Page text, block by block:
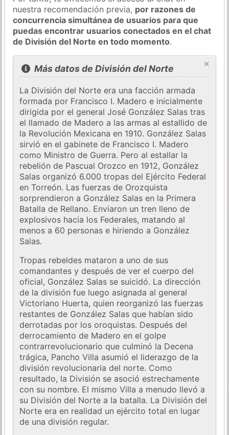
nuestra recomendación previa, por razones de
concurrencia simultánea de usuarios para que
puedas encontrar usuarios conectados en el chat
de División del Norte en todo momento.
×
Más datos de División del Norte
La División del Norte era una facción armada
formada por Francisco I. Madero e inicialmente
dirigida por el general José González Salas tras
el llamado de Madero a las armas al estallido de
la Revolución Mexicana en 1910. González Salas
sirvió en el gabinete de Francisco I. Madero
como Ministro de Guerra. Pero al estallar la
rebelión de Pascual Orozco en 1912, González
Salas organizó 6.000 tropas del Ejército Federal
en Torreón. Las fuerzas de Orozquista
sorprendieron a González Salas en la Primera
Batalla de Rellano. Enviaron un tren lleno de
explosivos hacia los Federales, matando al
menos a 60 personas e hiriendo a González
Salas.
Tropas rebeldes mataron a uno de sus
comandantes y después de ver el cuerpo del
oficial, González Salas se suicidó. La dirección
de la división fue luego asignada al general
Victoriano Huerta, quien reorganizó las fuerzas
restantes de González Salas que habían sido
derrotadas por los oroquistas. Después del
derrocamiento de Madero en el golpe
contrarrevolucionario que culminó la Decena
trágica, Pancho Villa asumió el liderazgo de la
división revolucionaria del norte. Como
resultado, la División se asoció estrechamente
con su nombre. El mismo Villa a menudo llevó a
su División del Norte a la batalla. La División del
Norte era en realidad un ejército total en lugar
de una división regular.